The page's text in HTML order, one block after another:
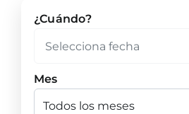
¿Cuándo?
Mes